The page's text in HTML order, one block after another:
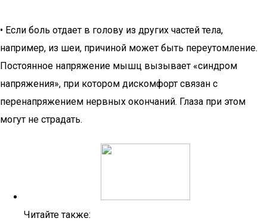
• Если боль отдает в голову из других частей тела,
например, из шеи, причиной может быть переутомление.
Постоянное напряжение мышц вызывает «синдром
напряжения», при котором дискомфорт связан с
перенапряжением нервных окончаний. Глаза при этом
могут не страдать.
Читайте также: